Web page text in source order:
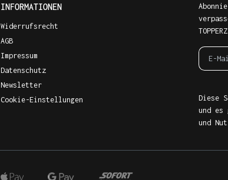
INFORMATIONEN
Widerrufsrecht
AGB
Impressum
Datenschutz
Newsletter
Cookie-Einstellungen
Diese
und
und